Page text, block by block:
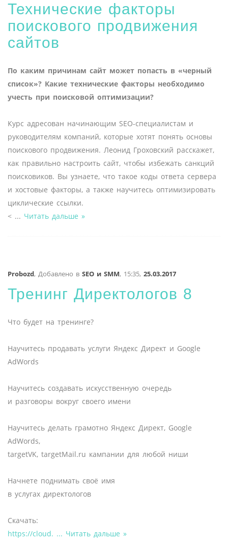
Технические факторы
поискового продвижения
сайтов
По каким причинам сайт может попасть в «черный
список»? Какие технические факторы необходимо
учесть при поисковой оптимизации?
Курс адресован начинающим SEO-специалистам и
руководителям компаний, которые хотят понять основы
поискового продвижения. Леонид Гроховский расскажет,
как правильно настроить сайт, чтобы избежать санкций
поисковиков. Вы узнаете, что такое коды ответа сервера
и хостовые факторы, а также научитесь оптимизировать
циклические ссылки.
< ... Читать дальше »
Probozd, Добавлено в SEO и SMM, 15:35, 25.03.2017
Тренинг Директологов 8
Что будет на тренинге?
Научитесь продавать услуги Яндекс Директ и Google
AdWords
Научитесь создавать искусственную очередь
и разговоры вокруг своего имени
Научитесь делать грамотно Яндекс Директ, Google
AdWords,
targetVK, targetMail.ru кампании для любой ниши
Начнете поднимать своё имя
в услугах директологов
Скачать:
https://cloud. ... Читать дальше »